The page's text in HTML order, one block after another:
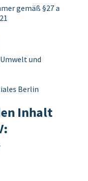
gemäß §27 a
und
Berlin
Inhalt